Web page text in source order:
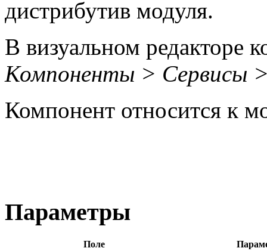
дистрибутив модуля.
В визуальном редакторе
Компоненты > Сервисы
Компонент относится к
Параметры
Поле